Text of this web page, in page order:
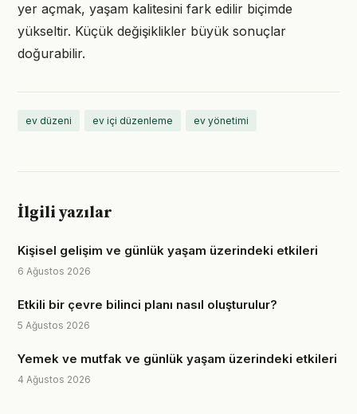
yer açmak, yaşam kalitesini fark edilir biçimde
yükseltir. Küçük değişiklikler büyük sonuçlar
doğurabilir.
ev düzeni ev içi düzenleme ev yönetimi
İlgili yazılar
Kişisel gelişim ve günlük yaşam üzerindeki etkileri
6 Ağustos 2026
Etkili bir çevre bilinci planı nasıl oluşturulur?
5 Ağustos 2026
Yemek ve mutfak ve günlük yaşam üzerindeki etkileri
4 Ağustos 2026